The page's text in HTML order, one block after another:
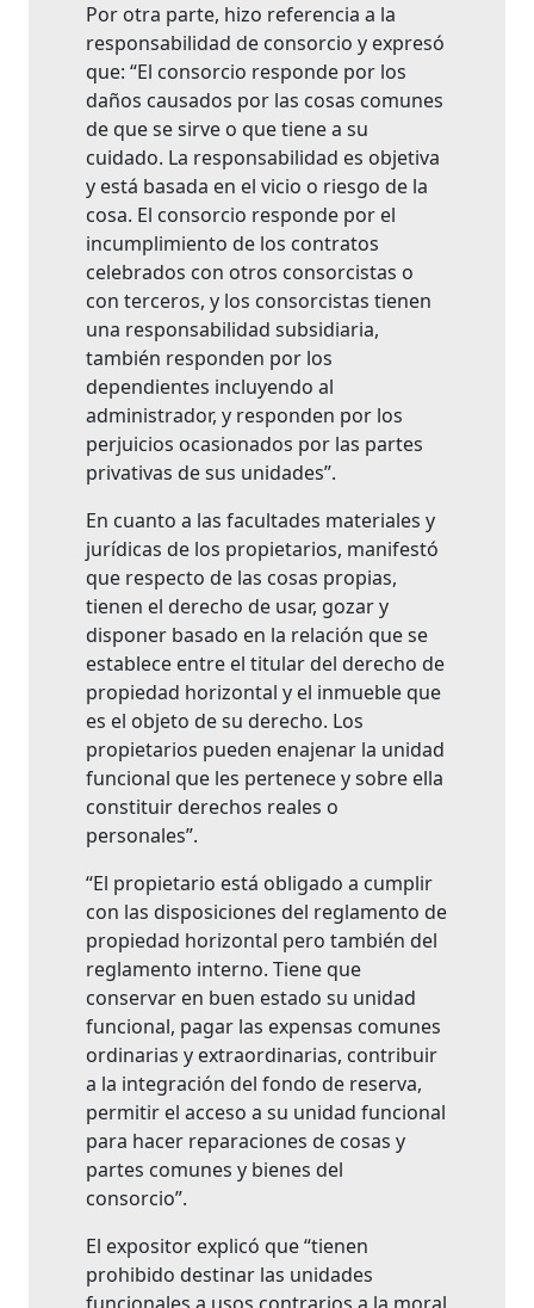
Por otra parte, hizo referencia a la
responsabilidad de consorcio y expresó
que: “El consorcio responde por los
daños causados por las cosas comunes
de que se sirve o que tiene a su
cuidado. La responsabilidad es objetiva
y está basada en el vicio o riesgo de la
cosa. El consorcio responde por el
incumplimiento de los contratos
celebrados con otros consorcistas o
con terceros, y los consorcistas tienen
una responsabilidad subsidiaria,
también responden por los
dependientes incluyendo al
administrador, y responden por los
perjuicios ocasionados por las partes
privativas de sus unidades”.
En cuanto a las facultades materiales y
jurídicas de los propietarios, manifestó
que respecto de las cosas propias,
tienen el derecho de usar, gozar y
disponer basado en la relación que se
establece entre el titular del derecho de
propiedad horizontal y el inmueble que
es el objeto de su derecho. Los
propietarios pueden enajenar la unidad
funcional que les pertenece y sobre ella
constituir derechos reales o
personales”.
“El propietario está obligado a cumplir
con las disposiciones del reglamento de
propiedad horizontal pero también del
reglamento interno. Tiene que
conservar en buen estado su unidad
funcional, pagar las expensas comunes
ordinarias y extraordinarias, contribuir
a la integración del fondo de reserva,
permitir el acceso a su unidad funcional
para hacer reparaciones de cosas y
partes comunes y bienes del
consorcio”.
El expositor explicó que “tienen
prohibido destinar las unidades